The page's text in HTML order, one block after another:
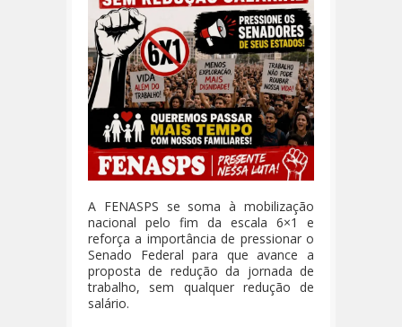
A FENASPS se soma à mobilização
nacional pelo fim da escala 6×1 e
reforça a importância de pressionar o
Senado Federal para que avance a
proposta de redução da jornada de
trabalho, sem qualquer redução de
salário.